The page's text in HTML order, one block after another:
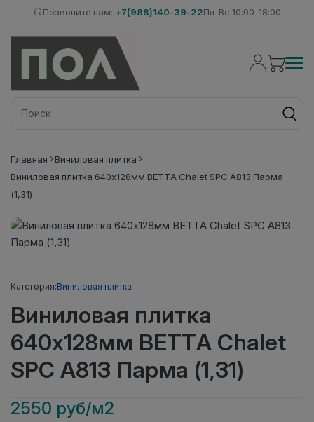
Позвоните нам: +7(988)140-39-22Пн-Вс 10:00-18:00
Главная
Виниловая плитка
Виниловая плитка 640x128мм BETTA Chalet SPC A813 Парма
(1,31)
Категория:Виниловая плитка
Виниловая плитка
640x128мм BETTA Chalet
SPC A813 Парма (1,31)
2550 руб/м2